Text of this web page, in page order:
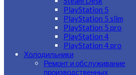
PlayStation 5
PlayStation 5 slim
PlayStation 5 pro
PlayStation 4
PlayStation 4 pro
Холодильники
Ремонт и обслуживание
производственных